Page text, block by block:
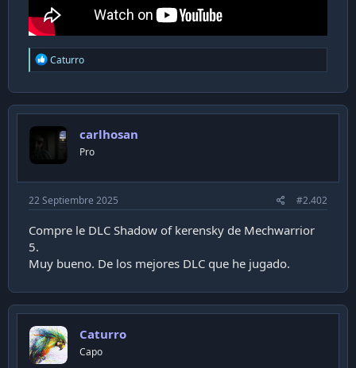
R
e
c
t
s
Caturro
carlhosan
Pro
22 Septiembre 2025 #2.402
Compre le DLC Shadow of kerensky de Mechwarrior
5.
Muy bueno. De los mejores DLC que he jugado.
Caturro
Capo